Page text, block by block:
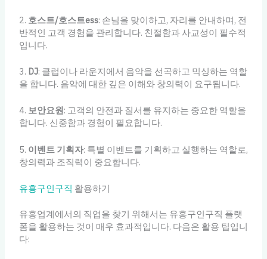
2. 호스트/호스트ess: 손님을 맞이하고, 자리를 안내하며, 전
반적인 고객 경험을 관리합니다. 친절함과 사교성이 필수적
입니다.
3. DJ: 클럽이나 라운지에서 음악을 선곡하고 믹싱하는 역할
을 합니다. 음악에 대한 깊은 이해와 창의력이 요구됩니다.
4. 보안요원: 고객의 안전과 질서를 유지하는 중요한 역할을
합니다. 신중함과 경험이 필요합니다.
5. 이벤트 기획자: 특별 이벤트를 기획하고 실행하는 역할로,
창의력과 조직력이 중요합니다.
유흥구인구직 활용하기
유흥업계에서의 직업을 찾기 위해서는 유흥구인구직 플랫
폼을 활용하는 것이 매우 효과적입니다. 다음은 활용 팁입니
다: